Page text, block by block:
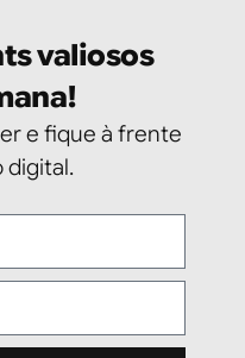
valiosos
e fique à frente
digital.